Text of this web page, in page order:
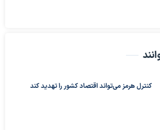
کنترل هرمز می‌تواند اقتصاد کشور را تهدید کند